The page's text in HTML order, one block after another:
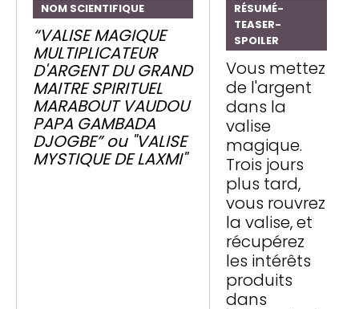
NOM SCIENTIFIQUE
“VALISE MAGIQUE
MULTIPLICATEUR
D'ARGENT DU GRAND
MAITRE SPIRITUEL
MARABOUT VAUDOU
PAPA GAMBADA
DJOGBE” ou "VALISE
MYSTIQUE DE LAXMI"
RÉSUMÉ-
TEASER-
SPOILER
Vous mettez
de l'argent
dans la
valise
magique.
Trois jours
plus tard,
vous rouvrez
la valise, et
récupérez
les intérêts
produits
dans